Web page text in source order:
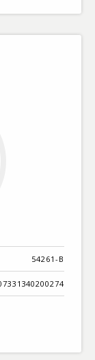
54261-B